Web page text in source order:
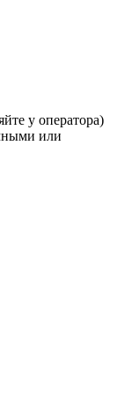
у оператора)
или